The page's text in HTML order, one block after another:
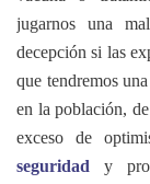
jugarnos una
decepción si las
que tendremos
en la población,
exceso de
seguridad y